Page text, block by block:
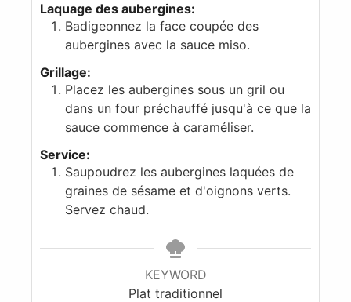
Laquage des aubergines:
Badigeonnez la face coupée des
aubergines avec la sauce miso.
Grillage:
Placez les aubergines sous un gril ou
dans un four préchauffé jusqu'à ce que la
sauce commence à caraméliser.
Service:
Saupoudrez les aubergines laquées de
graines de sésame et d'oignons verts.
Servez chaud.
KEYWORD
Plat traditionnel